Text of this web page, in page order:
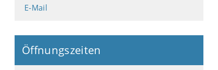
E-Mail
Öffnungszeiten